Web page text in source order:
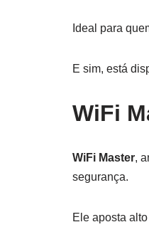
Ideal para
E sim, está
WiFi
WiFi Master,
segurança.
Ele aposta